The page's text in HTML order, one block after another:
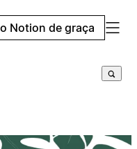
Notion de graça